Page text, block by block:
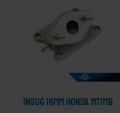
Insug 16mm Honda MT/MB